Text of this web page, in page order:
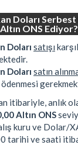
Doları Serbest
ONS Ediyor?
Doları satışı
Doları satın
ödenmesi
itibariyle, anlık
Altın ONS
kuru ve Dolar/
tarihi ve saati